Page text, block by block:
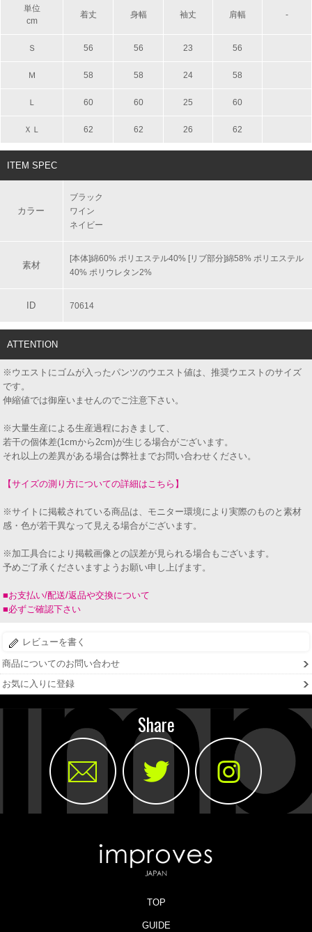
単位
cm
着丈 身幅 袖丈 肩幅 -
Ｓ 56 56 23 56
Ｍ 58 58 24 58
Ｌ 60 60 25 60
ＸＬ 62 62 26 62
ITEM SPEC
カラー
ブラック
ワイン
ネイビー
素材
[本体]綿60% ポリエステル40% [リブ部分]綿58% ポリエステル
40% ポリウレタン2%
ID 70614
ATTENTION
※ウエストにゴムが入ったパンツのウエスト値は、推奨ウエストのサイズ
です。
伸縮値では御座いませんのでご注意下さい。
※大量生産による生産過程におきまして、
若干の個体差(1cmから2cm)が生じる場合がございます。
それ以上の差異がある場合は弊社までお問い合わせください。
【サイズの測り方についての詳細はこちら】
※サイトに掲載されている商品は、モニター環境により実際のものと素材
感・色が若干異なって見える場合がございます。
※加工具合により掲載画像との誤差が見られる場合もございます。
予めご了承くださいますようお願い申し上げます。
■お支払い/配送/返品や交換について
■必ずご確認下さい
レビューを書く
商品についてのお問い合わせ
お気に入りに登録
Share
TOP
GUIDE